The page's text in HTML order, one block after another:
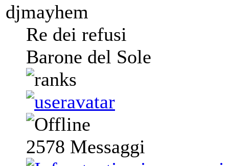
djmayhem
Re dei refusi
Barone del Sole
2578 Messaggi